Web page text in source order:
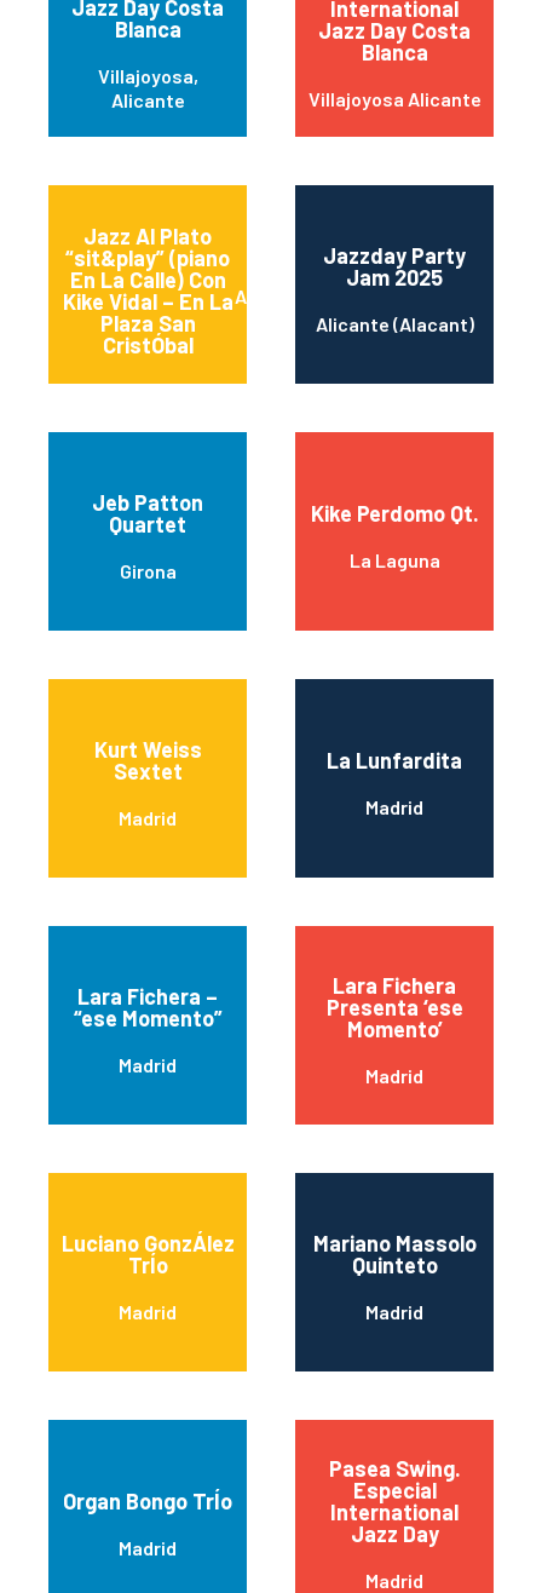
Jazz Day Costa
Blanca
Villajoyosa,
Alicante
International
Jazz Day Costa
Blanca
Villajoyosa Alicante
Jazz Al Plato
“sit&play” (piano
En La Calle) Con
Kike Vidal – En La
Plaza San
CristÓbal
Alicante (Alacant)
Jazzday Party
Jam 2025
Alicante (Alacant)
Jeb Patton
Quartet
Girona
Kike Perdomo Qt.
La Laguna
Kurt Weiss
Sextet
Madrid
La Lunfardita
Madrid
Lara Fichera –
“ese Momento”
Madrid
Lara Fichera
Presenta ‘ese
Momento’
Madrid
Luciano GonzÁlez
TrÍo
Madrid
Mariano Massolo
Quinteto
Madrid
Organ Bongo TrÍo
Madrid
Pasea Swing.
Especial
International
Jazz Day
Madrid